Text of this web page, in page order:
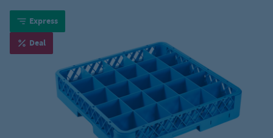
Express
Deal